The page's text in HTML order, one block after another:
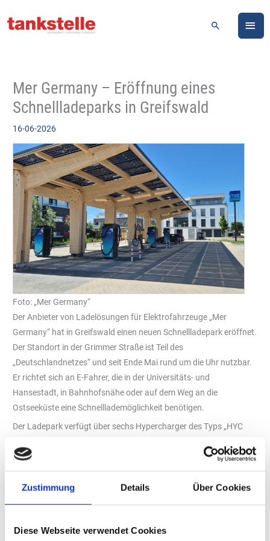
Zustimmung Details Über Cookies
Diese Webseite verwendet Cookies
Inhalt
Suchen
Mer Germany – Eröffnung eines
Schnellladeparks in Greifswald
16-06-2026
Foto: „Mer Germany“
Der Anbieter von Ladelösungen für Elektrofahrzeuge „Mer
Germany“ hat in Greifswald einen neuen Schnellladepark eröffnet.
Der Standort in der Grimmer Straße ist Teil des
„Deutschlandnetzes“ und seit Ende Mai rund um die Uhr nutzbar.
Er richtet sich an E-Fahrer, die in der Universitäts- und
Hansestadt, in Bahnhofsnähe oder auf dem Weg an die
Ostseeküste eine Schnelllademöglichkeit benötigen.
Der Ladepark verfügt über sechs Hypercharger des Typs „HYC
ermöglichen Ladeleistungen von bis zu 400 Kilowatt. Ein
Mittelspannungsanschluss mit Trafo soll den parallelen Betrieb
mehrerer Fahrzeuge ermöglichen. Geladen wird nach Angaben
des Betreibers ausschließlich mit Ökostrom.
Ein prägendes Element des Standorts ist die Überdachung aus